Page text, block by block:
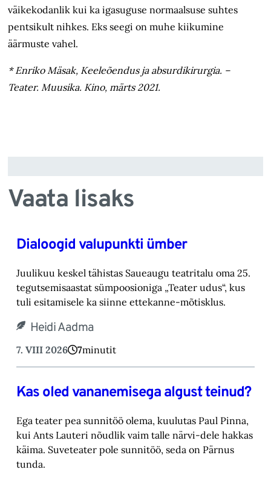
väikekodanlik kui ka igasuguse normaalsuse suhtes
pentsikult nihkes. Eks seegi on muhe kiikumine
äärmuste vahel.
* Enriko Mäsak, Keeleõendus ja absurdikirurgia. –
Teater. Muusika. Kino, märts 2021.
Vaata lisaks
Dialoogid valupunkti ümber
Juulikuu keskel tähistas Saueaugu teatritalu oma 25.
tegutsemisaastat sümpoosioniga „Teater ‎udus“, kus
tuli esitamisele ka siinne ettekanne-mõtisklus.‎
Heidi Aadma
7. VIII 2026 7minutit
Kas oled vananemisega algust teinud?
Ega teater pea sunnitöö olema, kuulutas Paul Pinna,
kui Ants Lauteri nõudlik vaim talle närvi-‎dele hakkas
käima. Suveteater pole sunnitöö, seda on Pärnus
tunda.‎